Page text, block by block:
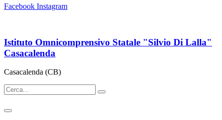
Facebook Instagram
Istituto Omnicomprensivo Statale "Silvio Di Lalla"
Casacalenda
Casacalenda (CB)